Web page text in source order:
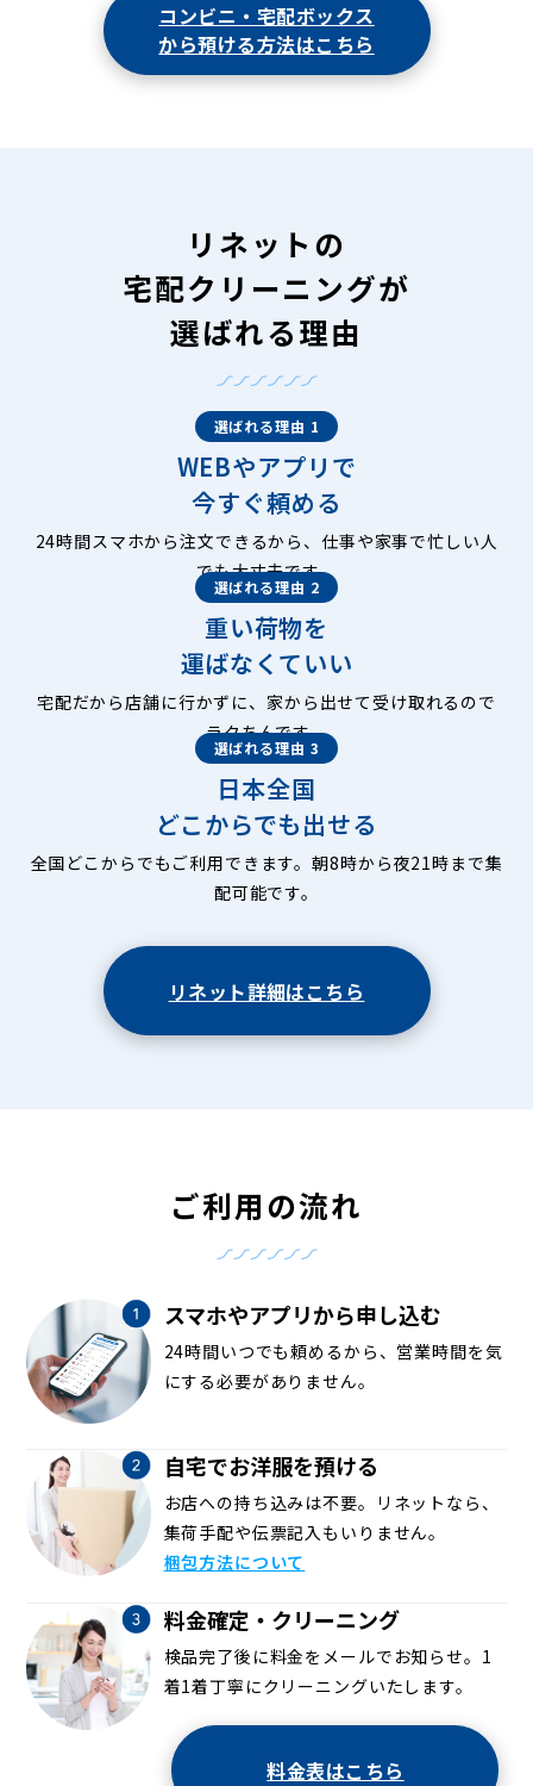
コンビニ・宅配ボックス
から預ける方法はこちら
リネットの
宅配クリーニングが
選ばれる理由
選ばれる理由 1
WEBやアプリで
今すぐ頼める
24時間スマホから注文できるから、仕事や家事で忙しい人
でも大丈夫です。
選ばれる理由 2
重い荷物を
運ばなくていい
宅配だから店舗に行かずに、家から出せて受け取れるので
ラクちんです。
選ばれる理由 3
日本全国
どこからでも出せる
全国どこからでもご利用できます。朝8時から夜21時まで集
配可能です。
リネット詳細はこちら
ご利用の流れ
スマホやアプリから申し込む
24時間いつでも頼めるから、営業時間を気
にする必要がありません。
自宅でお洋服を預ける
お店への持ち込みは不要。リネットなら、
集荷手配や伝票記入もいりません。
梱包方法について
料金確定・クリーニング
検品完了後に料金をメールでお知らせ。1
着1着丁寧にクリーニングいたします。
料金表はこちら